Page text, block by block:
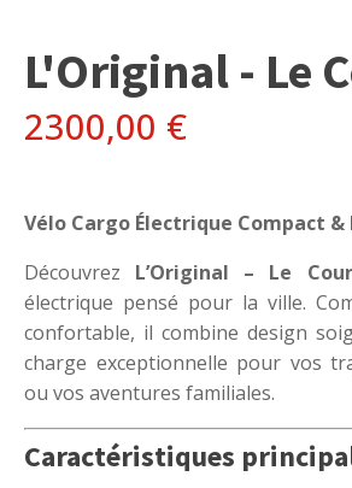
L'Original - Le
2300,00 €
Vélo Cargo Électrique Compact &
Découvrez L’Original – Le
électrique pensé pour la ville.
confortable, il combine design
charge exceptionnelle pour vos
ou vos aventures familiales.
Caractéristiques